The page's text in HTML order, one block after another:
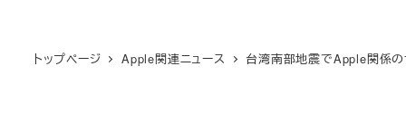
トップページ Apple関連ニュース 台湾南部地震でApple関係